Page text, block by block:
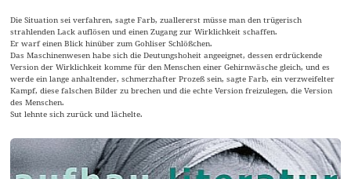
Die Situation sei verfahren, sagte Farb, zuallererst müsse man den trügerisch
strahlenden Lack auflösen und einen Zugang zur Wirklichkeit schaffen.
Er warf einen Blick hinüber zum Gohliser Schlößchen.
Das Maschinenwesen habe sich die Deutungshoheit angeeignet, dessen erdrückende
Version der Wirklichkeit komme für den Menschen einer Gehirnwäsche gleich, und es
werde ein lange anhaltender, schmerzhafter Prozeß sein, sagte Farb, ein verzweifelter
Kampf, diese falschen Bilder zu brechen und die echte Version freizulegen, die Version
des Menschen.
Sut lehnte sich zurück und lächelte.